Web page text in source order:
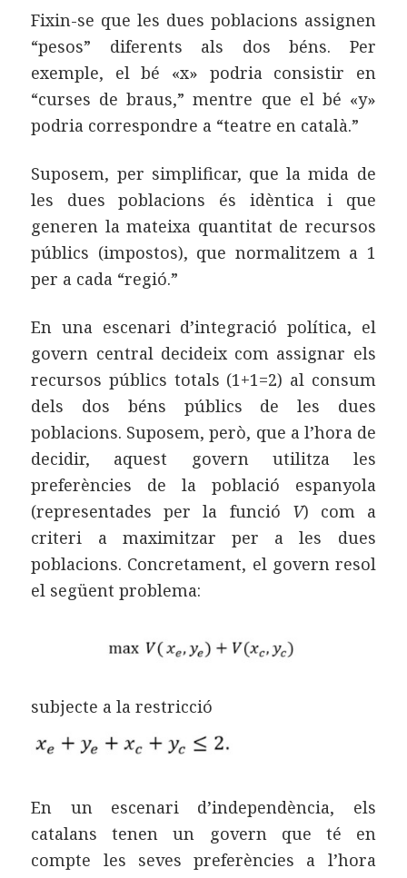
Fixin-se que les dues poblacions assignen
“pesos” diferents als dos béns. Per
exemple, el bé «x» podria consistir en
“curses de braus,” mentre que el bé «y»
podria correspondre a “teatre en català.”
Suposem, per simplificar, que la mida de
les dues poblacions és idèntica i que
generen la mateixa quantitat de recursos
públics (impostos), que normalitzem a 1
per a cada “regió.”
En una escenari d’integració política, el
govern central decideix com assignar els
recursos públics totals (1+1=2) al consum
dels dos béns públics de les dues
poblacions. Suposem, però, que a l’hora de
decidir, aquest govern utilitza les
preferències de la població espanyola
(representades per la funció V) com a
criteri a maximitzar per a les dues
poblacions. Concretament, el govern resol
el següent problema:
subjecte a la restricció
En un escenari d’independència, els
catalans tenen un govern que té en
compte les seves preferències a l’hora